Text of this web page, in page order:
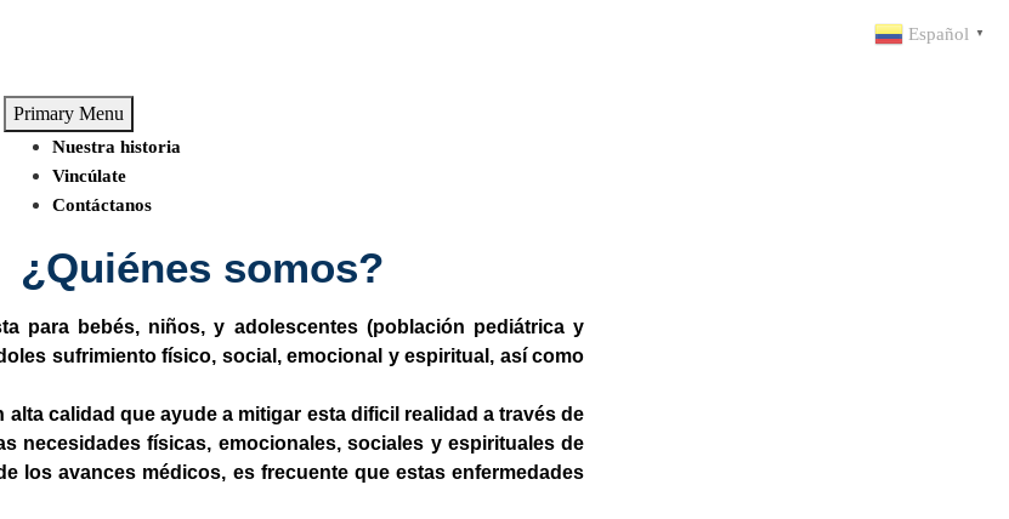
Primary Menu
Nuestra historia
Vincúlate
Contáctanos
¿Quiénes somos?
para bebés, niños, y adolescentes (población pediátrica y
sufrimiento físico, social, emocional y espiritual, así como
calidad que ayude a mitigar esta dificil realidad a través de
necesidades físicas, emocionales, sociales y espirituales de
los avances médicos, es frecuente que estas enfermedades
Español ▼